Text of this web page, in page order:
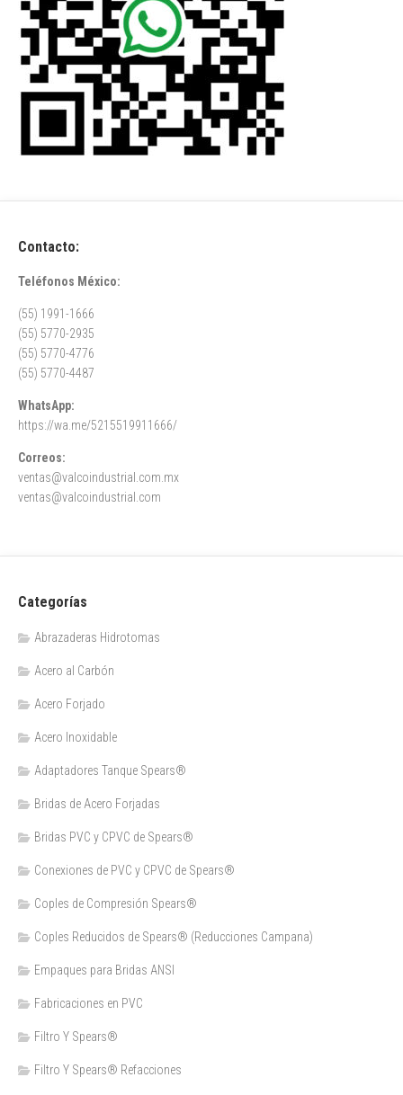
Contacto:
Teléfonos México:
(55) 1991-1666
(55) 5770-2935
(55) 5770-4776
(55) 5770-4487
WhatsApp:
https://wa.me/5215519911666/
Correos:
ventas@valcoindustrial.com.mx
ventas@valcoindustrial.com
Categorías
Abrazaderas Hidrotomas
Acero al Carbón
Acero Forjado
Acero Inoxidable
Adaptadores Tanque Spears®
Bridas de Acero Forjadas
Bridas PVC y CPVC de Spears®
Conexiones de PVC y CPVC de Spears®
Coples de Compresión Spears®
Coples Reducidos de Spears® (Reducciones Campana)
Empaques para Bridas ANSI
Fabricaciones en PVC
Filtro Y Spears®
Filtro Y Spears® Refacciones